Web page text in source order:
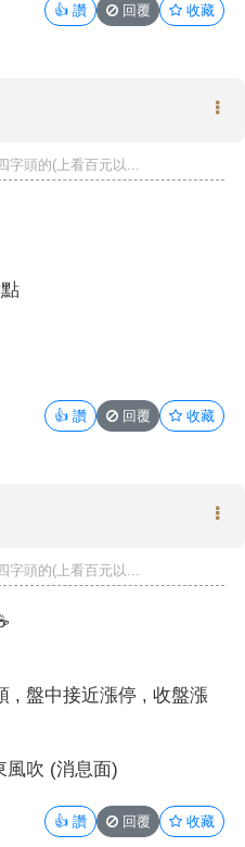
👍 讚 回覆 收藏
字頭的(上看百元以...
👍 讚 回覆 收藏
字頭的(上看百元以...
, 盤中接近漲停 , 收盤漲
風吹 (消息面)
👍 讚 回覆 收藏